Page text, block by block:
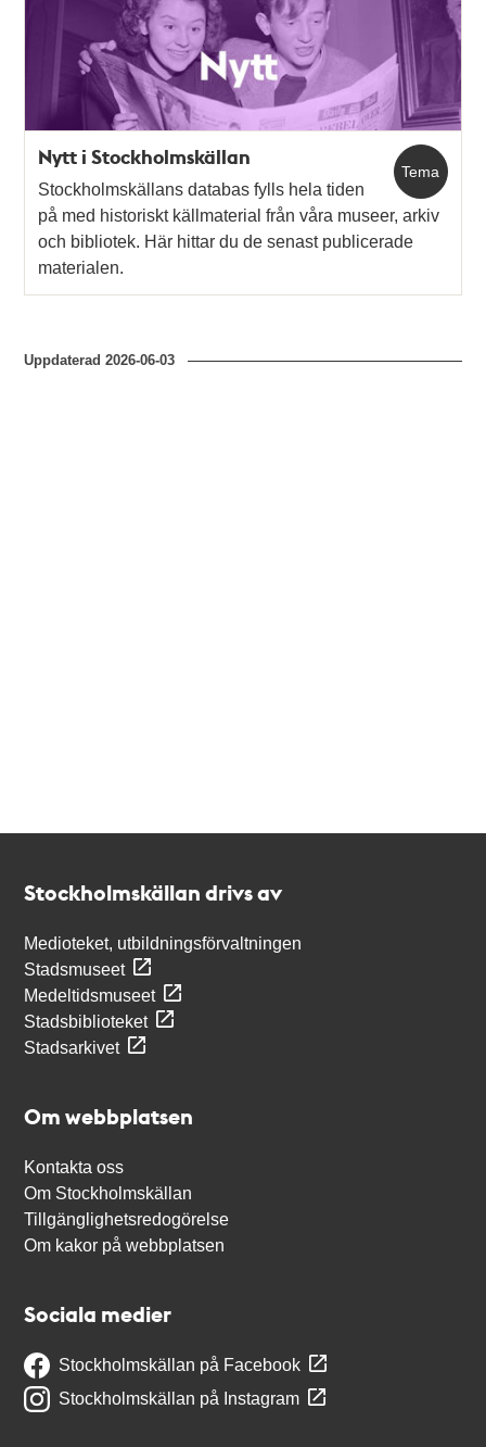
Tema
Nytt i Stockholmskällan
Stockholmskällans databas fylls hela tiden
på med historiskt källmaterial från våra museer, arkiv
och bibliotek. Här hittar du de senast publicerade
materialen.
Uppdaterad2026-06-03
Stockholmskällan drivs av
Medioteket, utbildningsförvaltningen
Stadsmuseet
Medeltidsmuseet
Stadsbiblioteket
Stadsarkivet
Om webbplatsen
Kontakta oss
Om Stockholmskällan
Tillgänglighetsredogörelse
Om kakor på webbplatsen
Sociala medier
Stockholmskällan på Facebook
Stockholmskällan på Instagram